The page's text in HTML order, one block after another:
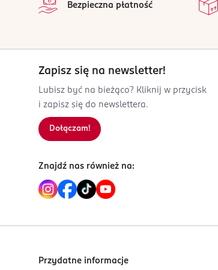
infolinia.pl@unilever.com
801610610
NL-Holandia
Kod EAN
8 718114 202372
Bezpieczna płatność
Zapisz się na newsletter!
Lubisz być na bieżąco? Kliknij w przycisk
i zapisz się do newslettera.
Dołączam!
Znajdź nas również na:
Przydatne informacje